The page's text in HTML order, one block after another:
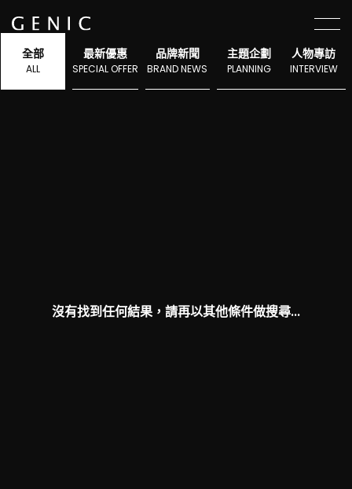
選單
全部
ALL
主題企劃
PLANNING
人物專訪
INTERVIEW
品牌新聞
BRAND NEWS
最新優惠
SPECIAL OFFER
沒有找到任何結果，請再以其他條件做搜尋...